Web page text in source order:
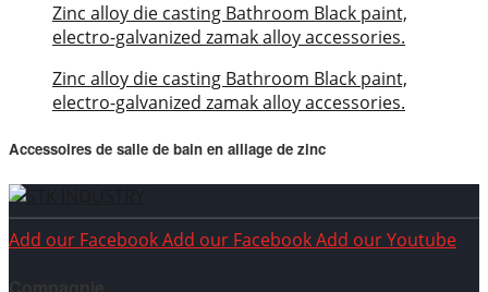
Zinc alloy die casting Bathroom Black paint,
electro-galvanized zamak alloy accessories.
Zinc alloy die casting Bathroom Black paint,
electro-galvanized zamak alloy accessories.
Accessoires de salle de bain en alliage de zinc
Add our FacebookAdd our FacebookAdd our Youtube